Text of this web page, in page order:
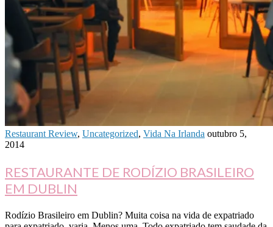
Restaurant Review, Uncategorized, Vida Na Irlanda outubro 5,
2014
RESTAURANTE DE RODÍZIO BRASILEIRO
EM DUBLIN
Rodízio Brasileiro em Dublin? Muita coisa na vida de expatriado